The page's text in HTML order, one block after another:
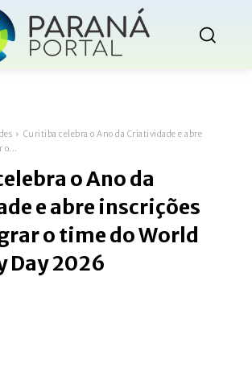
Curitiba celebra o Ano da Criatividade e abre
o...
o Ano da
e abre inscrições
o time do World
Day 2026